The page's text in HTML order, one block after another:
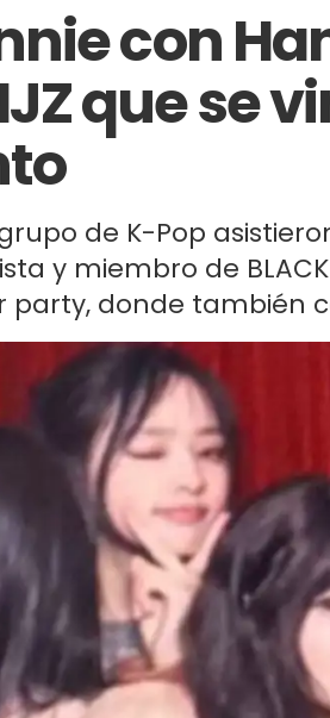
con
que se
de K-Pop
y miembro de
party, donde también